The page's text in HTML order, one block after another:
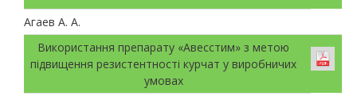
Агаев А. А.
Використання препарату «Авесстим» з метою
підвищення резистентності курчат у виробничих
умовах